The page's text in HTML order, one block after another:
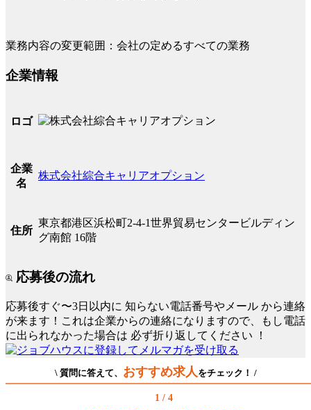
業務内容の変更範囲：会社の定めるすべての業務
企業情報
ロゴ
企業
名
株式会社綜合キャリアオプション
住所
東京都港区浜松町2-4-1世界貿易センタービルディン
グ南館 16階
応募後の流れ
応募後すぐ〜3日以内に 知らない電話番号やメール から連絡
が来ます！これは企業からの連絡になりますので、もし電話
に出られなかった場合は 必ず折り返してください ！
\ 質問に答えて、 おすすめ求人 をチェック！ /
1 / 4